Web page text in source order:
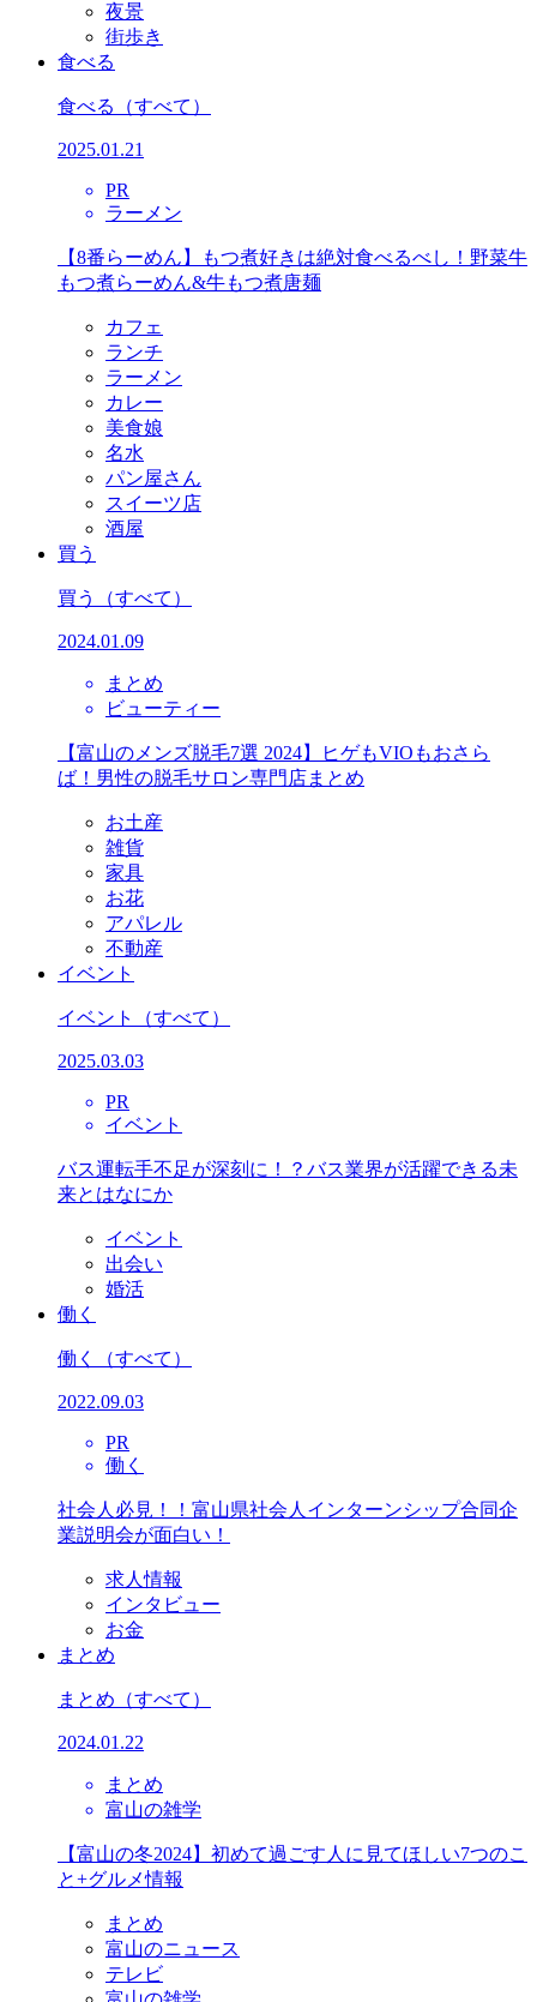
夜景
街歩き
食べる
食べる （すべて）
2025.01.21
PR
ラーメン
【8番らーめん】もつ煮好きは絶対食べるべし！野菜牛
もつ煮らーめん&牛もつ煮唐麺
カフェ
ランチ
ラーメン
カレー
美食娘
名水
パン屋さん
スイーツ店
酒屋
買う
買う （すべて）
2024.01.09
まとめ
ビューティー
【富山のメンズ脱毛7選 2024】ヒゲもVIOもおさら
ば！男性の脱毛サロン専門店まとめ
お土産
雑貨
家具
お花
アパレル
不動産
イベント
イベント （すべて）
2025.03.03
PR
イベント
バス運転手不足が深刻に！？バス業界が活躍できる未
来とはなにか
イベント
出会い
婚活
働く
働く （すべて）
2022.09.03
PR
働く
社会人必見！！富山県社会人インターンシップ合同企
業説明会が面白い！
求人情報
インタビュー
お金
まとめ
まとめ （すべて）
2024.01.22
まとめ
富山の雑学
【富山の冬2024】初めて過ごす人に見てほしい7つのこ
と+グルメ情報
まとめ
富山のニュース
テレビ